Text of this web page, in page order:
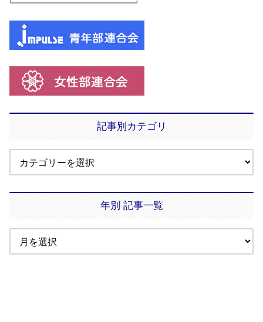
記事別カテゴリ
年別 記事一覧